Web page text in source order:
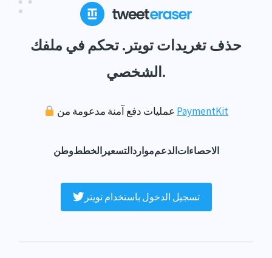
حذف تغريدات تويتر. تحكم في ملفك
الشخصي.
PaymentKit
وطنالخططالتسعيرمواردالدعمالاحصاءات
تسجيل الدخول باستخدام تويتر